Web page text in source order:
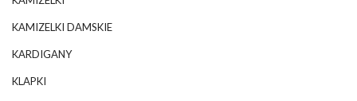
KAMIZELKI DAMSKIE
KARDIGANY
KLAPKI